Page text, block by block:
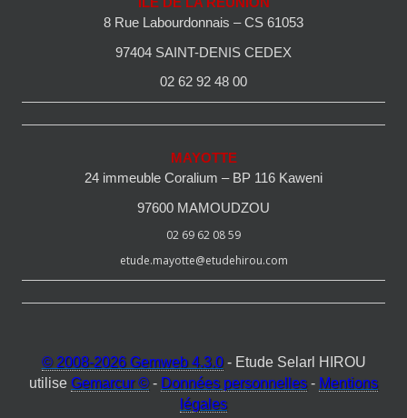
8 Rue Labourdonnais – CS 61053
97404 SAINT-DENIS CEDEX
02 62 92 48 00
MAYOTTE
24 immeuble Coralium – BP 116 Kaweni
97600 MAMOUDZOU
02 69 62 08 59
etude.mayotte@etudehirou.com
© 2008-2026 Gemweb 4.3.0- Etude Selarl HIROU
utilise Gemarcur © - Données personnelles - Mentions
légales